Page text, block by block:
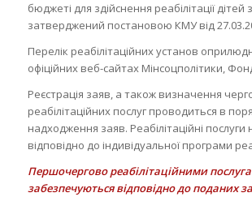
бюджеті для здійснення реабілітації дітей
затверджений постановою КМУ від
Перелік реабілітаційних установ
офіційних веб-сайтах Мінсоцполітики,
Реєстрація заяв, а також визначення
реабілітаційних послуг проводиться в
надходження заяв. Реабілітаційні
відповідно до індивідуальної програми
Першочергово реабілітаційними
забезпечуються відповідно до поданих